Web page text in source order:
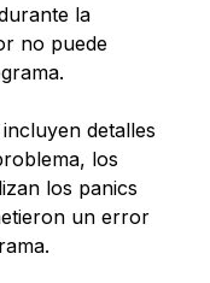
la
no puede
detalles
los
los panics
un error